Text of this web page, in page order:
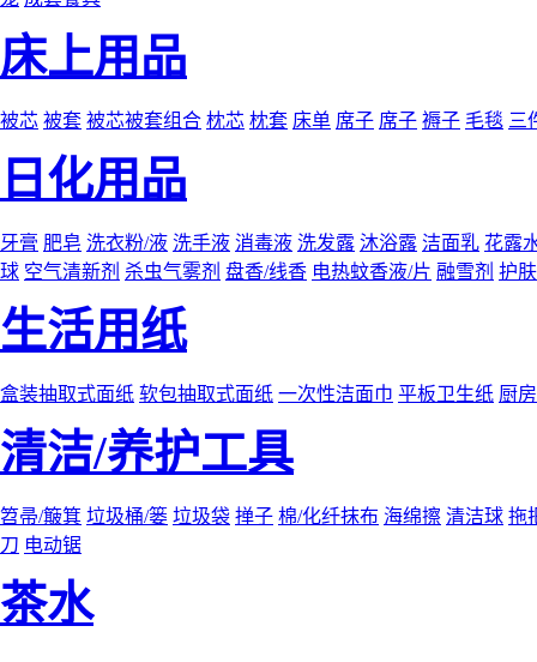
床上用品
被芯 被套 被芯被套组合 枕芯 枕套 床单 席子 席子 褥子 毛毯 三
日化用品
牙膏 肥皂 洗衣粉/液 洗手液 消毒液 洗发露 沐浴露 洁面乳 花露
球 空气清新剂 杀虫气雾剂 盘香/线香 电热蚊香液/片 融雪剂 护
生活用纸
盒装抽取式面纸 软包抽取式面纸 一次性洁面巾 平板卫生纸 厨
清洁/养护工具
笤帚/簸箕 垃圾桶/篓 垃圾袋 掸子 棉/化纤抹布 海绵擦 清洁球 拖
刀 电动锯
茶水